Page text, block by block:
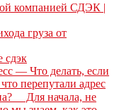
компанией СДЭК |
груза от
сдэк
— Что делать, если
перепутали адрес
⠀ Для начала, не